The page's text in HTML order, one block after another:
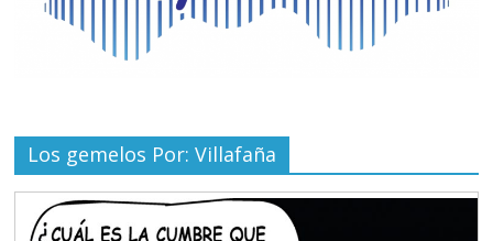
Los gemelos Por: Villafaña